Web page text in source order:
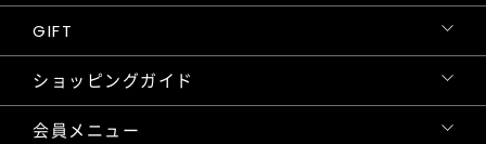
GIFT
ショッピングガイド
会員メニュー